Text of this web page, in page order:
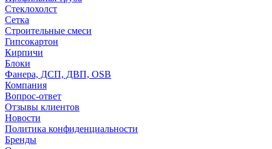
Стеклохолст
Сетка
Строительные смеси
Гипсокартон
Кирпичи
Блоки
Фанера, ДСП, ДВП, OSB
Компания
Вопрос-ответ
Отзывы клиентов
Новости
Политика конфиденциальности
Бренды